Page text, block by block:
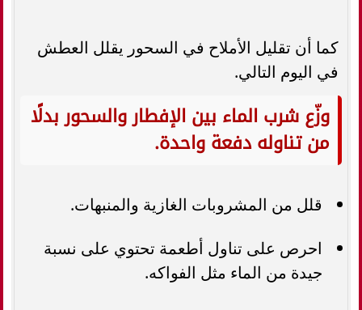
كما أن تقليل الأملاح في السحور يقلل العطش
في اليوم التالي.
وزّع شرب الماء بين الإفطار والسحور بدلًا
من تناوله دفعة واحدة.
قلل من المشروبات الغازية والمنبهات.
احرص على تناول أطعمة تحتوي على نسبة
جيدة من الماء مثل الفواكه.